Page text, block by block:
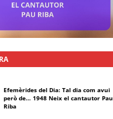
Efemèrides del Dia: Tal dia com avui
però de… 1948 Neix el cantautor Pau
Riba